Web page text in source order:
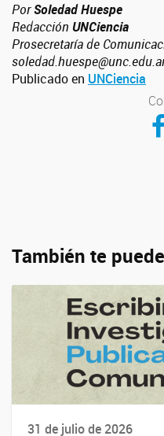
PorSoledad Huespe
Redacción UNCiencia
Prosecretaría de
Publicado en UNCiencia
También te
31 de julio de 2026